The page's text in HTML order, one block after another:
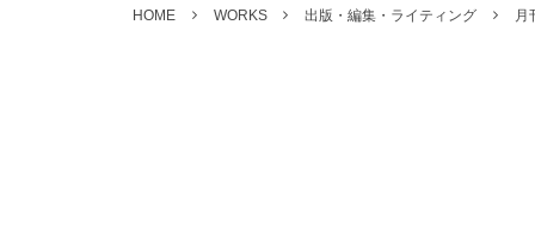
HOME WORKS 出版・編集・ライティング 月